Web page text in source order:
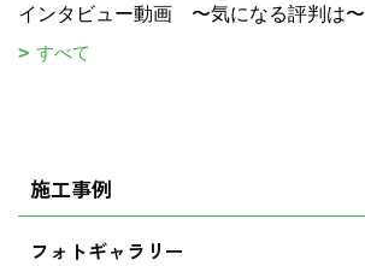
インタビュー動画 〜気になる評判は〜
すべて
施工事例
フォトギャラリー